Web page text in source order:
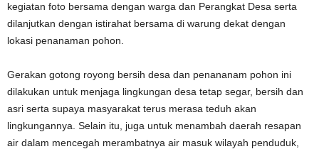
kegiatan foto bersama dengan warga dan Perangkat Desa serta
dilanjutkan dengan istirahat bersama di warung dekat dengan
lokasi penanaman pohon.
Gerakan gotong royong bersih desa dan penananam pohon ini
dilakukan untuk menjaga lingkungan desa tetap segar, bersih dan
asri serta supaya masyarakat terus merasa teduh akan
lingkungannya. Selain itu, juga untuk menambah daerah resapan
air dalam mencegah merambatnya air masuk wilayah penduduk,